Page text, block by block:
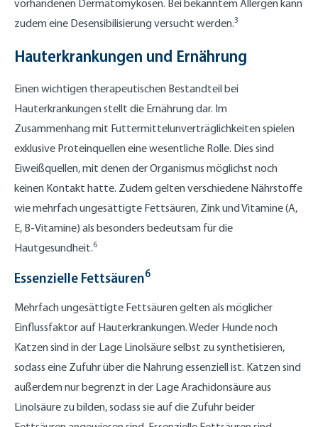
vorhandenen Dermatomykosen. Bei bekanntem Allergen kann
zudem eine Desensibilisierung versucht werden.3
Hauterkrankungen und Ernährung
Einen wichtigen therapeutischen Bestandteil bei
Hauterkrankungen stellt die Ernährung dar. Im
Zusammenhang mit Futtermittelunverträglichkeiten spielen
exklusive Proteinquellen eine wesentliche Rolle. Dies sind
Eiweißquellen, mit denen der Organismus möglichst noch
keinen Kontakt hatte. Zudem gelten verschiedene Nährstoffe
wie mehrfach ungesättigte Fettsäuren, Zink und Vitamine (A,
E, B-Vitamine) als besonders bedeutsam für die
Hautgesundheit.6
Essenzielle Fettsäuren6
Mehrfach ungesättigte Fettsäuren gelten als möglicher
Einflussfaktor auf Hauterkrankungen. Weder Hunde noch
Katzen sind in der Lage Linolsäure selbst zu synthetisieren,
sodass eine Zufuhr über die Nahrung essenziell ist. Katzen sind
außerdem nur begrenzt in der Lage Arachidonsäure aus
Linolsäure zu bilden, sodass sie auf die Zufuhr beider